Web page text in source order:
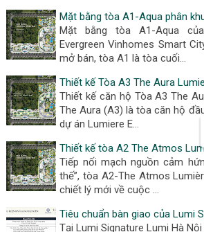
Mặt bằng tòa A1-Aqua phân
Mặt bằng tòa A1-Aqua
Evergreen Vinhomes Smart
mở bán, tòa A1 là tòa cuối…
Thiết kế Tòa A3 The Aura
Thiết kế căn hộ Tòa A3 The
The Aura (A3) là tòa căn hộ
dự án Lumiere E…
Thiết kế tòa A2 The Atmos
Tiếp nối mạch nguồn cảm
thế”, tòa A2-The Atmos
chiết lý mới về cuộc …
Tiêu chuẩn bàn giao của Lumi
Tại Lumi Signature Lumi Hà